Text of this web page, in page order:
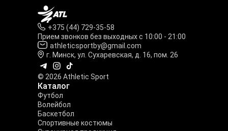
+375 (44) 729-35-58
Прием звонков без выходных с 10:00 - 21:00
athleticsportby@gmail.com
г. Минск, ул. Сухаревская, д. 16, пом. 26
© 2026 Athletic Sport
Каталог
Футбол
Волейбол
Баскетбол
Спортивные костюмы